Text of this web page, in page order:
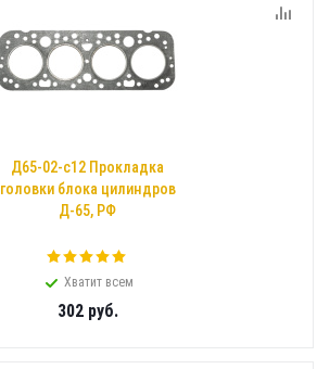
Д65-02-с12 Прокладка
головки блока цилиндров
Д-65, РФ
Хватит всем
302руб.